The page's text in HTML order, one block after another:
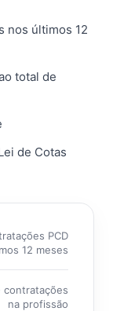
nos últimos 12
total de
de Cotas
PCD
12 meses
na profissão